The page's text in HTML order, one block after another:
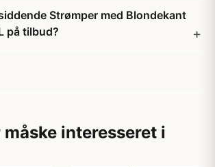
Strømper med Blondekant
på tilbud?
måske interesseret i